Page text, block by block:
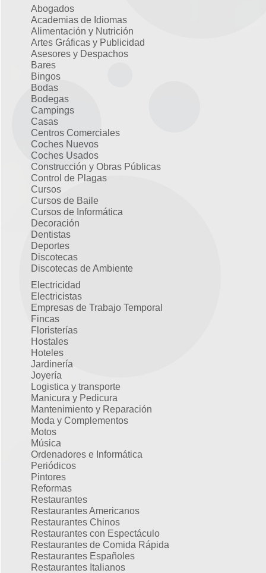
Abogados
Academias de Idiomas
Alimentación y Nutrición
Artes Gráficas y Publicidad
Asesores y Despachos
Bares
Bingos
Bodas
Bodegas
Campings
Casas
Centros Comerciales
Coches Nuevos
Coches Usados
Construcción y Obras Públicas
Control de Plagas
Cursos
Cursos de Baile
Cursos de Informática
Decoración
Dentistas
Deportes
Discotecas
Discotecas de Ambiente
Electricidad
Electricistas
Empresas de Trabajo Temporal
Fincas
Floristerías
Hostales
Hoteles
Jardinería
Joyería
Logistica y transporte
Manicura y Pedicura
Mantenimiento y Reparación
Moda y Complementos
Motos
Música
Ordenadores e Informática
Periódicos
Pintores
Reformas
Restaurantes
Restaurantes Americanos
Restaurantes Chinos
Restaurantes con Espectáculo
Restaurantes de Comida Rápida
Restaurantes Españoles
Restaurantes Italianos